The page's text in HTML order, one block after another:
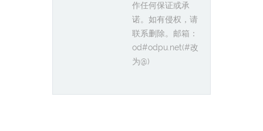
作任何保证或承
诺。如有侵权，请
联系删除。邮箱：
od#odpu.net(#改
为@)